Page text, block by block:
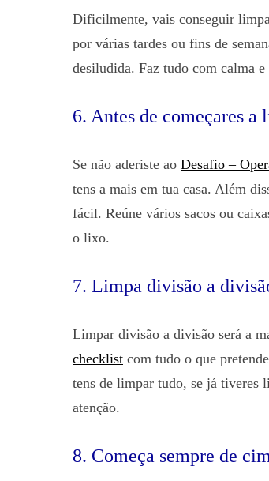
Dificilmente, vais conseguir
por várias tardes ou fins de
desiludida. Faz tudo com calma e
6. Antes de começares a
Se não aderiste ao Desafio –
tens a mais em tua casa. Além
fácil. Reúne vários sacos ou
o lixo.
7. Limpa divisão a
Limpar divisão a divisão será a
checklist com tudo o que
tens de limpar tudo, se já tiveres
atenção.
8. Começa sempre de